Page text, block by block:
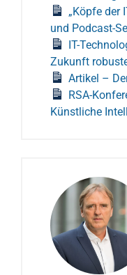
„Köpfe der
und Podcast-
IT-
Zukunft
Artikel –
RSA-
Künstliche